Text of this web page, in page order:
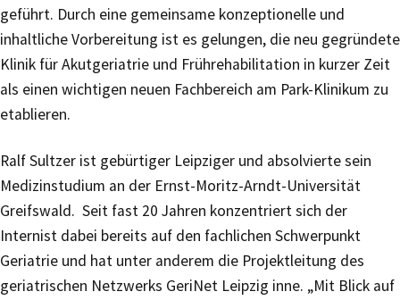
geführt. Durch eine gemeinsame konzeptionelle und
inhaltliche Vorbereitung ist es gelungen, die neu gegründete
Klinik für Akutgeriatrie und Frührehabilitation in kurzer Zeit
als einen wichtigen neuen Fachbereich am Park-Klinikum zu
etablieren.
Ralf Sultzer ist gebürtiger Leipziger und absolvierte sein
Medizinstudium an der Ernst-Moritz-Arndt-Universität
Greifswald. Seit fast 20 Jahren konzentriert sich der
Internist dabei bereits auf den fachlichen Schwerpunkt
Geriatrie und hat unter anderem die Projektleitung des
geriatrischen Netzwerks GeriNet Leipzig inne. „Mit Blick auf